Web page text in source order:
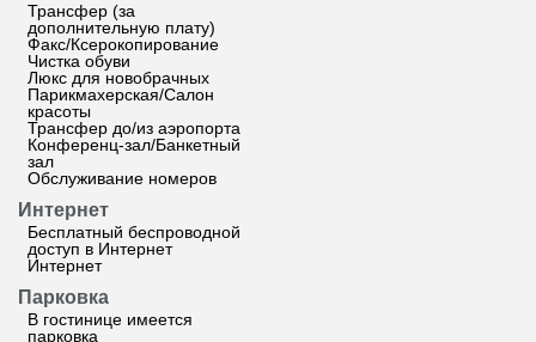
Трансфер (за
дополнительную плату)
Факс/Ксерокопирование
Чистка обуви
Люкс для новобрачных
Парикмахерская/Салон
красоты
Трансфер до/из аэропорта
Конференц-зал/Банкетный
зал
Обслуживание номеров
Интернет
Бесплатный беспроводной
доступ в Интернет
Интернет
Парковка
В гостинице имеется
парковка